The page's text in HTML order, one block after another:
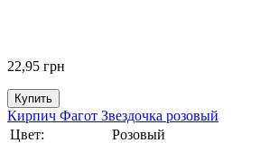
22,95 грн
Купить
Кирпич Фагот Звездочка розовый
Цвет:
Розовый